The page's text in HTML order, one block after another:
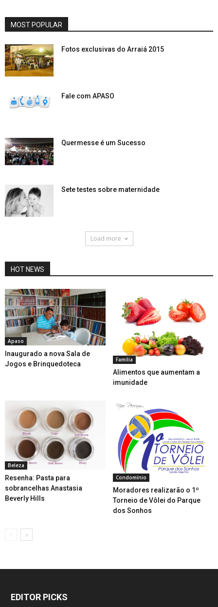
MOST POPULAR
Fotos exclusivas do Arraiá 2015
Fale com APASO
Quermesse é um Sucesso
Sete testes sobre maternidade
Load more
HOT NEWS
Apaso
Inaugurado a nova Sala de
Jogos e Brinquedoteca
Familia
Alimentos que aumentam a
imunidade
Beleza
Resenha: Pasta para
sobrancelhas Anastasia
Beverly Hills
Condomínio
Moradores realizarão o 1º
Torneio de Vôlei do Parque
dos Sonhos
EDITOR PICKS